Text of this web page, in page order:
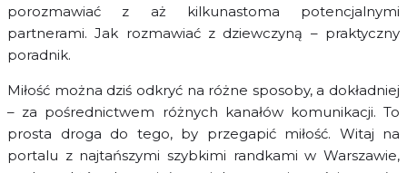
porozmawiać z aż kilkunastoma potencjalnymi
partnerami. Jak rozmawiać z dziewczyną – praktyczny
poradnik.
Miłość można dziś odkryć na różne sposoby, a dokładniej
– za pośrednictwem różnych kanałów komunikacji. To
prosta droga do tego, by przegapić miłość. Witaj na
portalu z najtańszymi szybkimi randkami w Warszawie,